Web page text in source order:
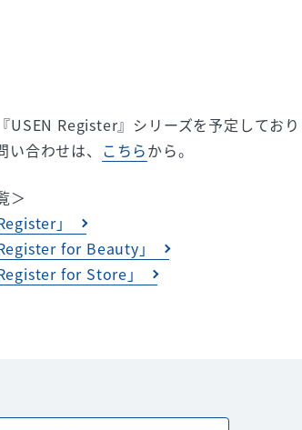
USEN Register』シリーズを予定してお
合わせは、 こちらから。
＞
」
for Beauty」
for Store」